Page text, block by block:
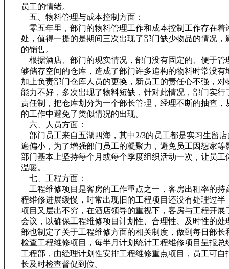
员工的情绪。
五、物料管理与成本控制方面：
零五年里，部门的物料管理工作和成本控制工作存在着
处，值得一提的是期间三次出现了部门缺少物品的情况，
的销售。
根据酒店、部门的现实情况，部门没有固定的、便于管
够储存空间的仓库，造成了部门许多追构的物料时常没有
加上负责部门仓库人员的更换，新员工的责任心不强，对
能力不好，多次出现了物料短缺，针对此情况，部门实行
责任制，把仓库划分为一个部长管理，经理不断的抽查，
的工作中避免了类似情况的出现。
六、人员方面：
部门员工来自五湖四海，其中2/3的员工都是实习生留
遍偏小，为了增强部门员工的凝聚力，避免员工因想家等
部门基本上坚持每个月或每个季度组织活动一次，让员工
温暖。
七、工程方面：
工程维修项目是客房的工作重点之一，客房出租率的持
程维修进展缓慢，时常出现旧的工程项目还没有处理过半
项目又层出不穷，在酒店领导的重视下，客房与工程开展
会议，以确保工程维修项目计划性、合理性、及时性的处
部也制定了关于工程维修方面的相关制度，做到每日部长
检查工程维修项目，每半月计划统计工程维修项目呈报总
工程部，由经理计划性安排工程维修重点项目，员工可自
长及时检查督促到位。